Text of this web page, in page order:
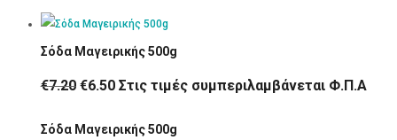
Σόδα Μαγειρικής 500g
€7.20 Original
was:
€6.50Η
τιμή
Στις τιμές συμπεριλαμβάνεται Φ.Π.Α
Σόδα Μαγειρικής 500g